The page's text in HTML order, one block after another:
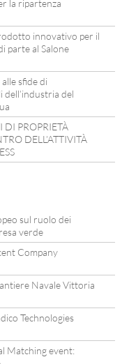
la ripartenza
innovativo per il
parte al Salone
sfide di
dell’industria del
PROPRIETÀ
DELL’ATTIVITÀ
sul ruolo dei
verde
Company
Navale Vittoria
Technologies
Matching event: